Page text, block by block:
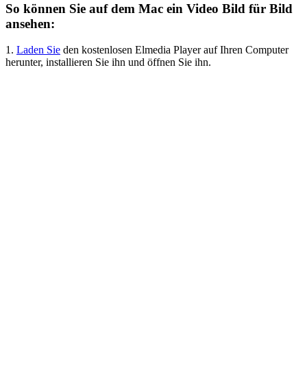
So können Sie auf dem Mac ein Video Bild für Bild
ansehen:
1. Laden Sie den kostenlosen Elmedia Player auf Ihren Computer
herunter, installieren Sie ihn und öffnen Sie ihn.